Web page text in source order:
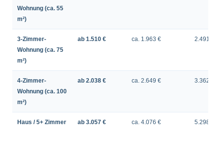
Wohnung (ca. 55
m²)
3-Zimmer-
Wohnung (ca. 75
m²)
ab 1.510 € ca. 1.963 € 2.491 €
4-Zimmer-
Wohnung (ca. 100
m²)
ab 2.038 € ca. 2.649 € 3.362 €
Haus / 5+ Zimmer ab 3.057 € ca. 4.076 € 5.298 €